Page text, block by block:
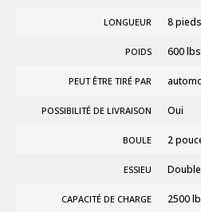
LONGUEUR 8 pieds
POIDS 600 lbs
PEUT ÊTRE TIRÉ PAR
POSSIBILITÉ DE LIVRAISON Oui
BOULE 2
ESSIEU Double
CAPACITÉ DE CHARGE 2500